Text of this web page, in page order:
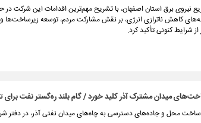
نیروی برق استان اصفهان، با تشریح مهم‌ترین اقدامات این شرکت در
کاهش ناترازی انرژی، بر نقش مشارکت مردم، توسعه زیرساخت‌ها
شرایط کنونی تأکید کرد.
میدان مشترک آذر کلید خورد / گام بلند ره‌گستر نفت
ساخت محل و جاده‌های دسترسی به چاه‌های میدان نفتی آذر، در دفتر